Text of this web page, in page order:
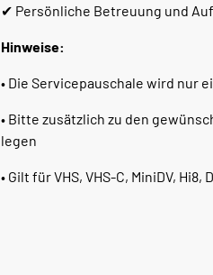
✔ Persönliche Betreuung und
Hinweise:
• Die Servicepauschale wird nur
• Bitte zusätzlich zu den
legen
• Gilt für VHS, VHS-C, MiniDV,